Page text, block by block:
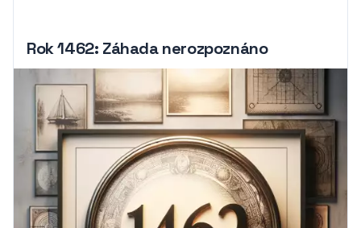
Rok 1462: Záhada nerozpoznáno